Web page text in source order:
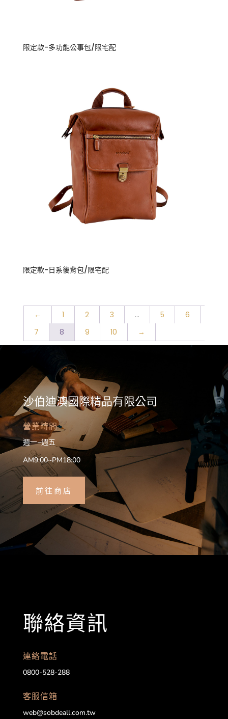
限定款-多功能公事包/限宅配
限定款-日系後背包/限宅配
← 1 2 3 ... 5
6
7
8 9 10 →
沙伯迪澳國際精品有限公司
營業時間
週一~週五
AM9:00~PM18:00
前往商店
聯絡資訊
連絡電話
0800-528-288
客服信箱
web@sobdeall.com.tw